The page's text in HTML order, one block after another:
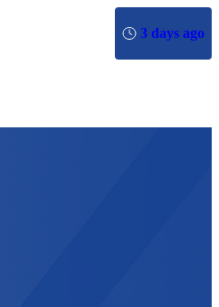
3 days ago